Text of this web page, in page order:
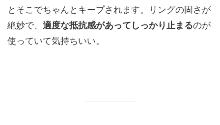
とそこでちゃんとキープされます。リングの固さが
絶妙で、 適度な抵抗感があってしっかり止まるのが
使っていて気持ちいい。